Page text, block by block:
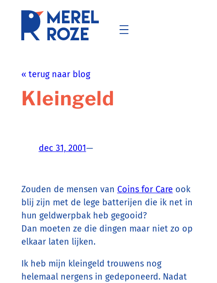
« terug naar blog
Kleingeld
dec 31, 2001—
Zouden de mensen van Coins for Care ook
blij zijn met de lege batterijen die ik net in
hun geldwerpbak heb gegooid?
Dan moeten ze die dingen maar niet zo op
elkaar laten lijken.
Ik heb mijn kleingeld trouwens nog
helemaal nergens in gedeponeerd. Nadat